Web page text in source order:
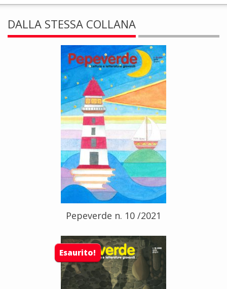
DALLA STESSA COLLANA
Pepeverde n. 10 /2021
Esaurito!